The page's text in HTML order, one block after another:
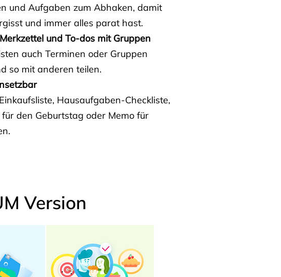
und Aufgaben zum Abhaken, damit
und immer alles parat hast.
und To-dos mit Gruppen
auch Terminen oder Gruppen
so mit anderen teilen.
Hausaufgaben-Checkliste,
den Geburtstag oder Memo für
Version